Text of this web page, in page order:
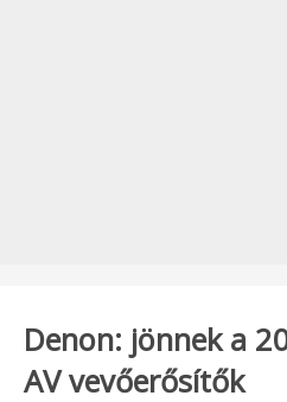
Denon: jönnek a
AV vevőerősítők